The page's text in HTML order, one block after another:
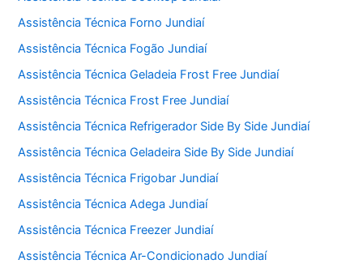
Assistência Técnica Forno Jundiaí
Assistência Técnica Fogão Jundiaí
Assistência Técnica Geladeia Frost Free Jundiaí
Assistência Técnica Frost Free Jundiaí
Assistência Técnica Refrigerador Side By Side Jundiaí
Assistência Técnica Geladeira Side By Side Jundiaí
Assistência Técnica Frigobar Jundiaí
Assistência Técnica Adega Jundiaí
Assistência Técnica Freezer Jundiaí
Assistência Técnica Ar-Condicionado Jundiaí